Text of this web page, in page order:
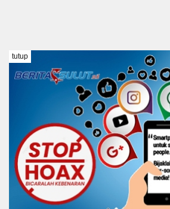
TENTANG KAMI REDAKSI
PEDOMAN MEDIA SIBER
tutup